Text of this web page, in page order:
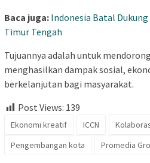
Baca juga: Indonesia Batal Dukung
Timur Tengah
Tujuannya adalah untuk
menghasilkan dampak sosial,
berkelanjutan bagi masyarakat.
Post Views: 139
Ekonomi kreatif ICCN
Pengembangan kota
Promedia